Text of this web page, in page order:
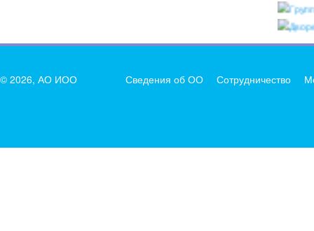
© 2026, АО ИОО Сведения об ОО Сотрудничество